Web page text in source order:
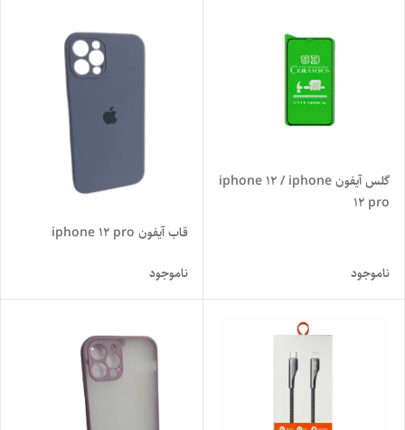
گلس آیفون iphone 12 / iphone
12 pro
ناموجود
قاب آیفون iphone 12 pro
ناموجود